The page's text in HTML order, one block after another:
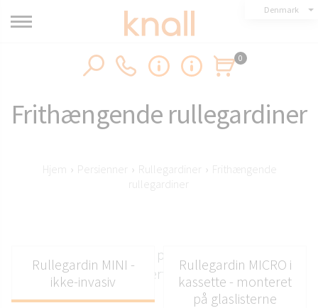
Denmark
0
Frithængende rullegardiner
Hjem › Persienner › Rullegardiner › Frithængende
rullegardiner
Klassiske frithængende persienner, der passer til
ethvert rum
Rullegardin MINI -
ikke-invasiv
Rullegardin MICRO i
kassette - monteret
på glaslisterne